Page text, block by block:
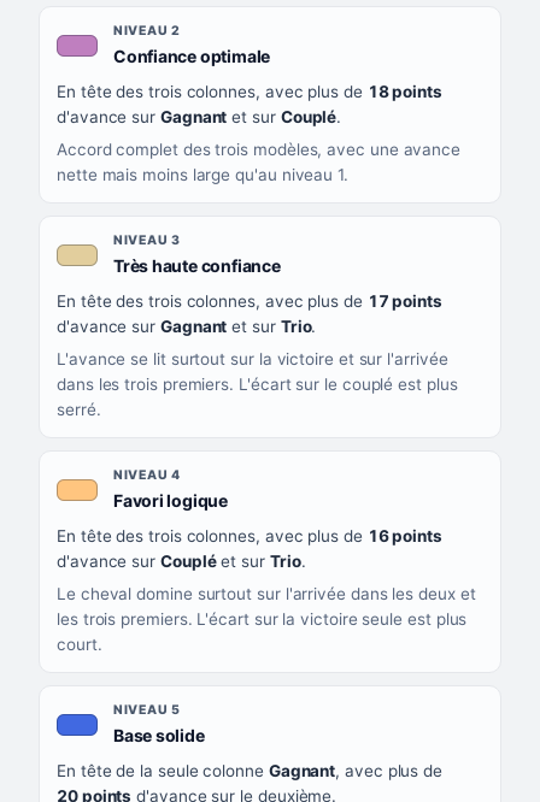
NIVEAU 2
Confiance optimale, couleur mauve
En tête des trois colonnes, avec plus de 18 points
d'avance sur Gagnant et sur Couplé.
Accord complet des trois modèles, avec une avance
nette mais moins large qu'au niveau 1.
NIVEAU 3
Très haute confiance, couleur beige
En tête des trois colonnes, avec plus de 17 points
d'avance sur Gagnant et sur Trio.
L'avance se lit surtout sur la victoire et sur l'arrivée
dans les trois premiers. L'écart sur le couplé est plus
serré.
NIVEAU 4
Favori logique, couleur orange clair
En tête des trois colonnes, avec plus de 16 points
d'avance sur Coupléet sur Trio.
Le cheval domine surtout sur l'arrivée dans les deux et
les trois premiers. L'écart sur la victoire seule est plus
court.
NIVEAU 5
Base solide, couleur bleu roi
En tête de la seule colonne Gagnant, avec plus de
20 points d'avance sur le deuxième.